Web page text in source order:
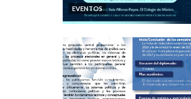
EVENTOS